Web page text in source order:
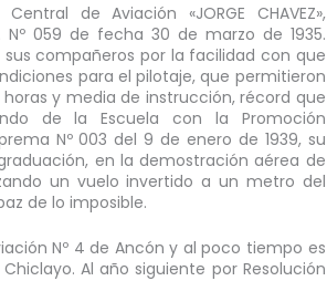
de Aviación «JORGE CHAVEZ»,
Nº 059 de fecha 30 de marzo de 1935.
compañeros por la facilidad con que
para el pilotaje, que permitieron
y media de instrucción, récord que
de la Escuela con la Promoción
Nº 003 del 9 de enero de 1939, su
en la demostración aérea de
un vuelo invertido a un metro del
de lo imposible.
Nº 4 de Ancón y al poco tiempo es
Al año siguiente por Resolución